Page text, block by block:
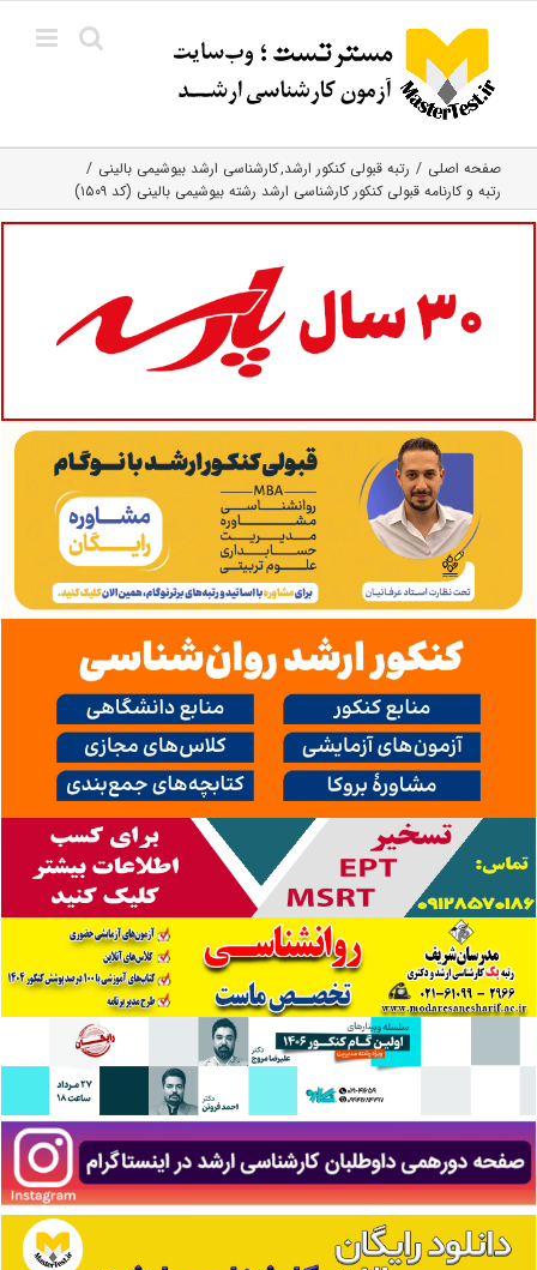
content
صفحه اصلی رتبه قبولی کنکور ارشد کارشناسی ارشد بیوشیمی بالینی
رتبه و کارنامه قبولی کنکور کارشناسی ارشد رشته بیوشیمی بالینی (کد ۱۵۰۹)